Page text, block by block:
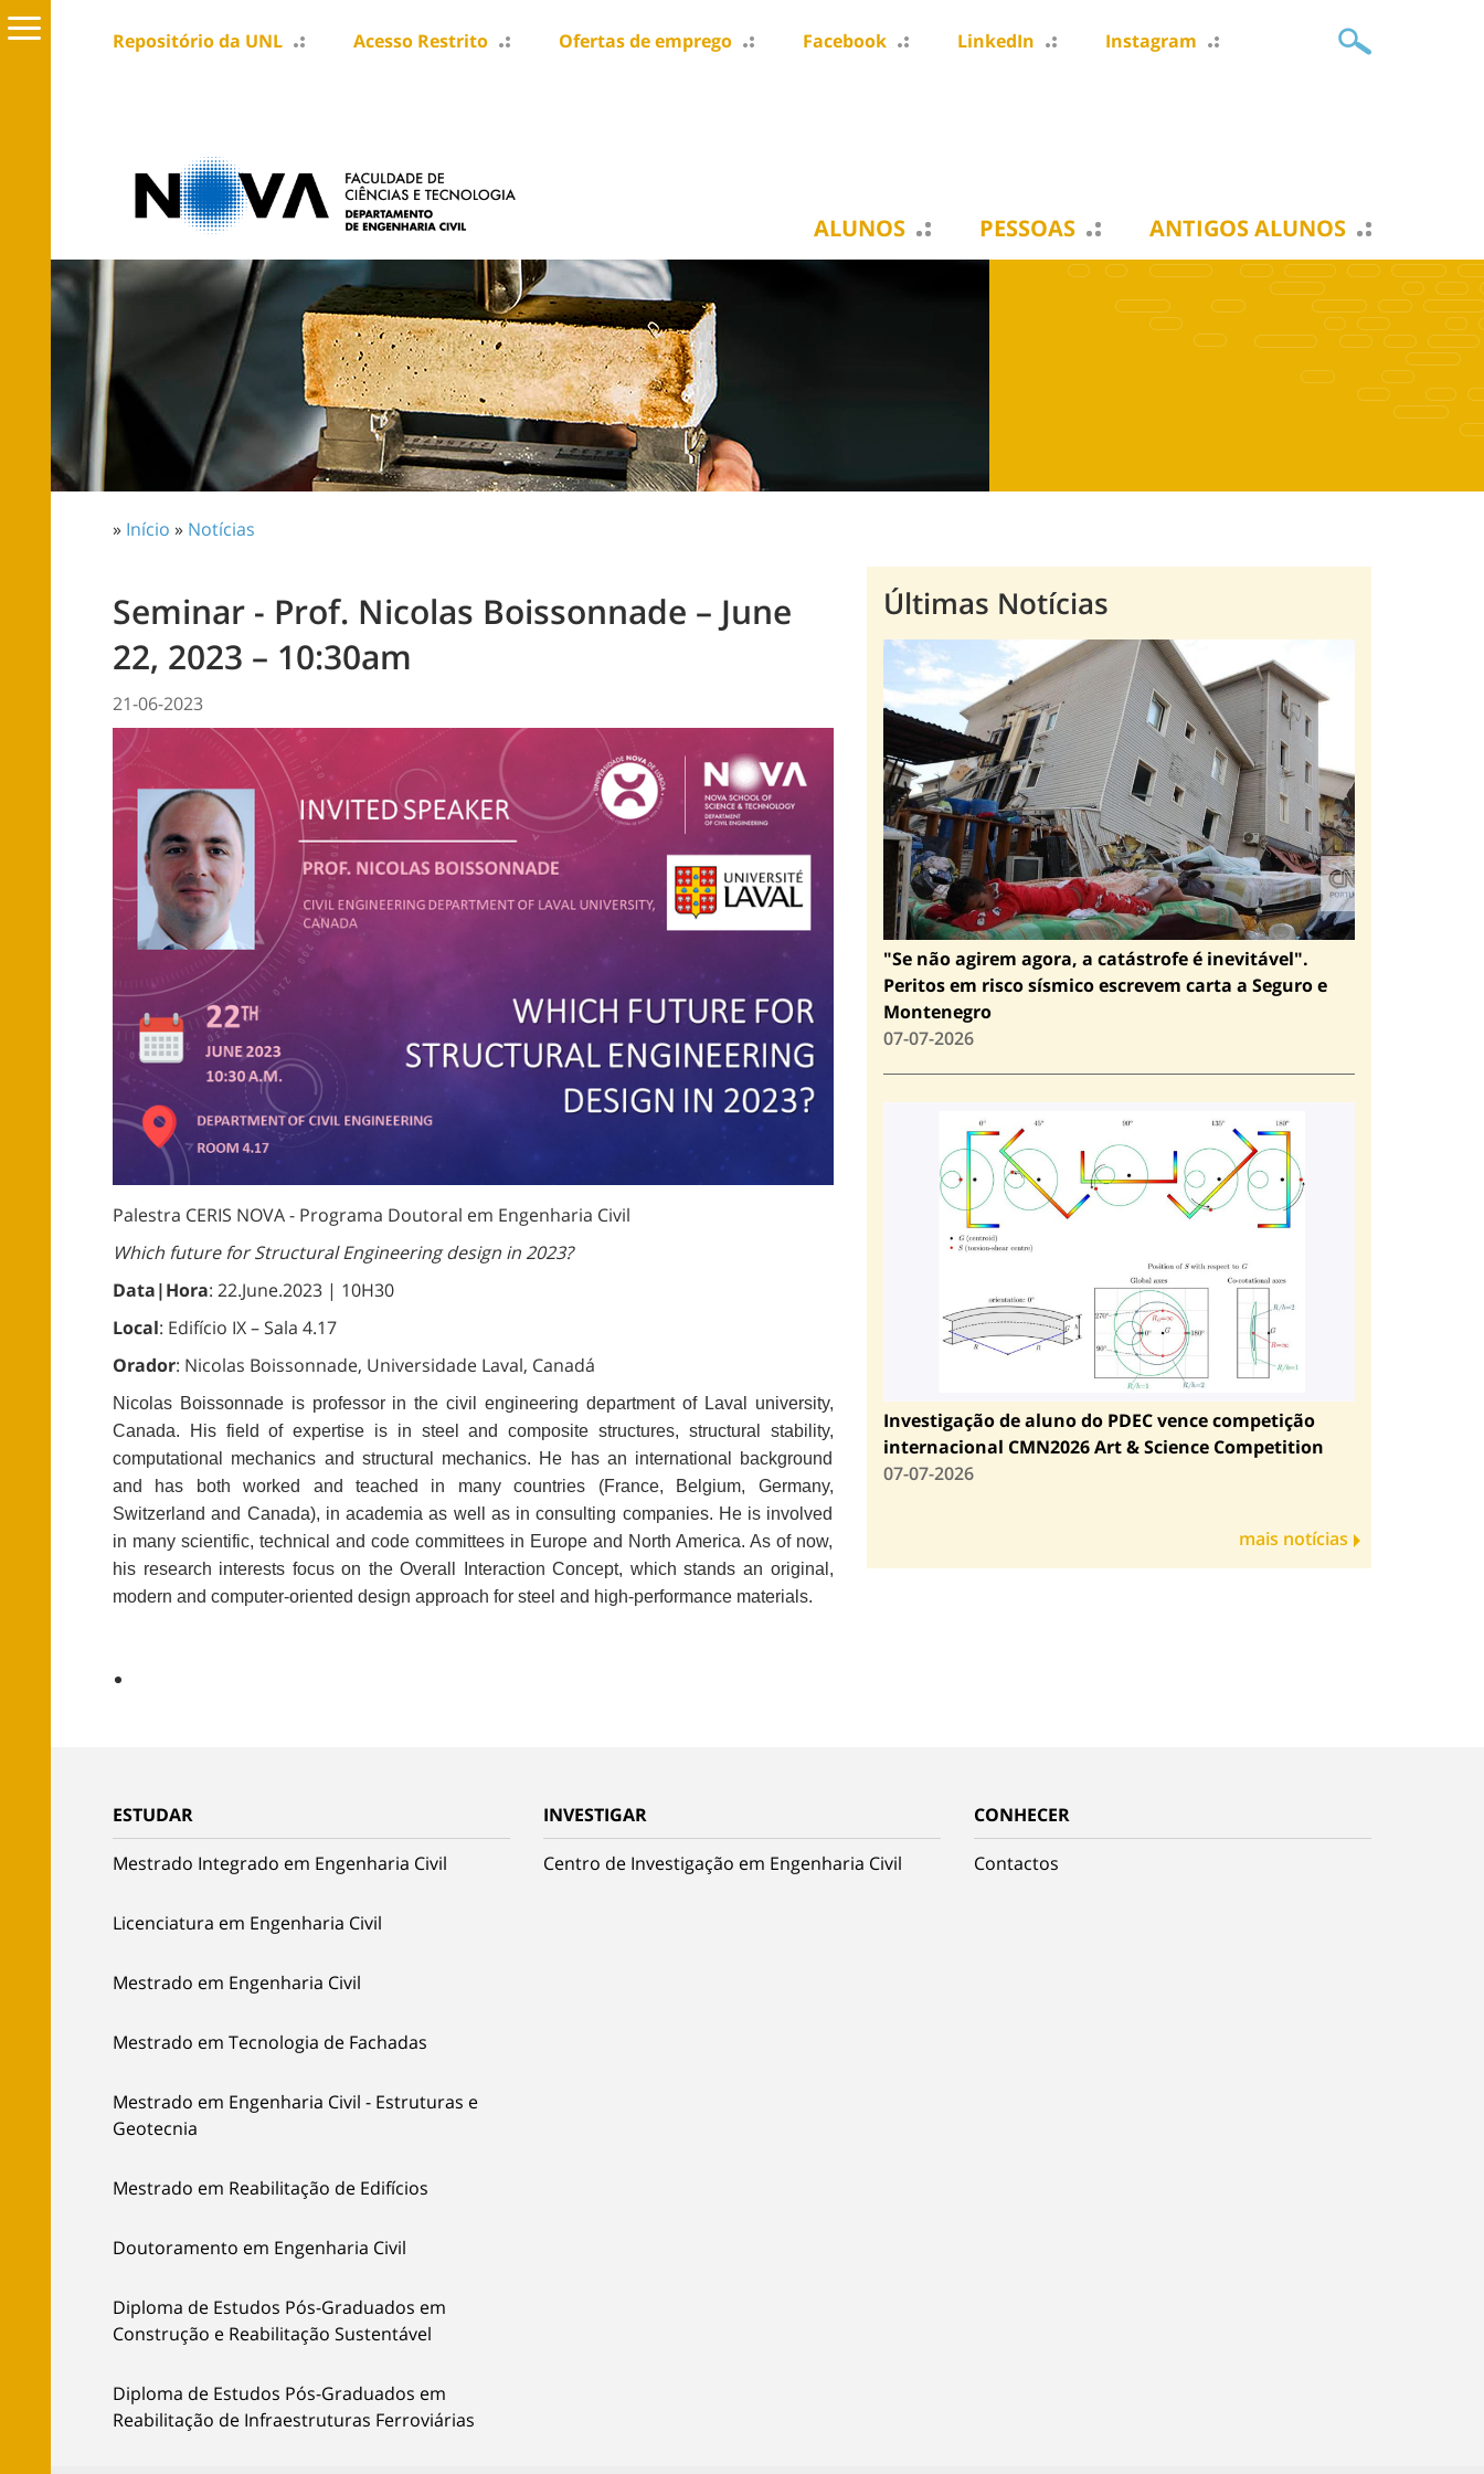
Repositório da UNL Acesso Restrito Ofertas de emprego Facebook LinkedIn Instagram
ALUNOS PESSOAS ANTIGOS ALUNOS
» Início » Notícias
Seminar - Prof. Nicolas Boissonnade – June
22, 2023 – 10:30am
21-06-2023
Palestra CERIS NOVA - Programa Doutoral em Engenharia Civil
Which future for Structural Engineering design in 2023?
Data|Hora: 22.June.2023 | 10H30
Local: Edifício IX – Sala 4.17
Orador: Nicolas Boissonnade, Universidade Laval, Canadá
Nicolas Boissonnade is professor in the civil engineering department of Laval university,
Canada. His field of expertise is in steel and composite structures, structural stability,
computational mechanics and structural mechanics. He has an international background
and has both worked and teached in many countries (France, Belgium, Germany,
Switzerland and Canada), in academia as well as in consulting companies. He is involved
in many scientific, technical and code committees in Europe and North America. As of now,
his research interests focus on the Overall Interaction Concept, which stands an original,
modern and computer-oriented design approach for steel and high-performance materials.
Últimas Notícias
"Se não agirem agora, a catástrofe é inevitável".
Peritos em risco sísmico escrevem carta a Seguro e
Montenegro
07-07-2026
Investigação de aluno do PDEC vence competição
internacional CMN2026 Art & Science Competition
07-07-2026
mais notícias
ESTUDAR
Mestrado Integrado em Engenharia Civil
Licenciatura em Engenharia Civil
Mestrado em Engenharia Civil
Mestrado em Tecnologia de Fachadas
Mestrado em Engenharia Civil - Estruturas e
Geotecnia
Mestrado em Reabilitação de Edifícios
Doutoramento em Engenharia Civil
Diploma de Estudos Pós-Graduados em
Construção e Reabilitação Sustentável
Diploma de Estudos Pós-Graduados em
Reabilitação de Infraestruturas Ferroviárias
INVESTIGAR
Centro de Investigação em Engenharia Civil
CONHECER
Contactos